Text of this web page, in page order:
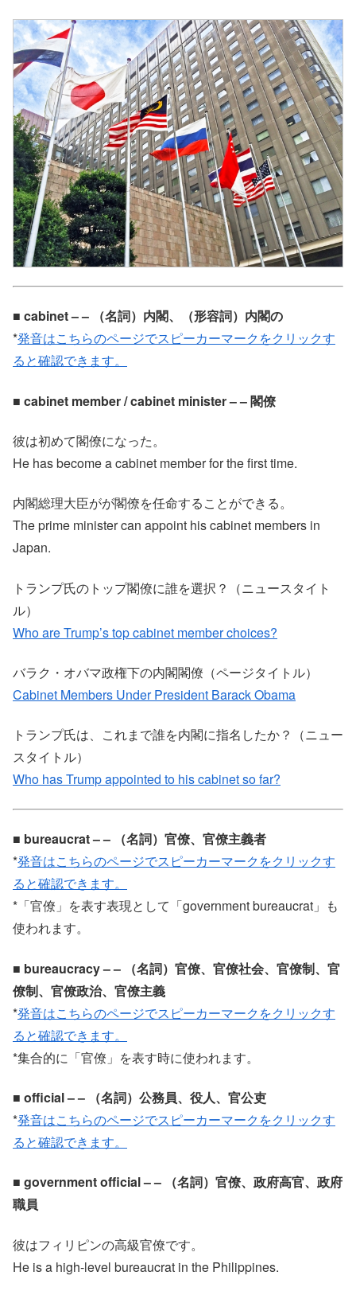
■ cabinet – – （名詞）内閣、（形容詞）内閣の
*発音はこちらのページでスピーカーマークをクリックす
ると確認できます。
■ cabinet member / cabinet minister – – 閣僚
彼は初めて閣僚になった。
He has become a cabinet member for the first time.
内閣総理大臣がが閣僚を任命することができる。
The prime minister can appoint his cabinet members in
Japan.
トランプ氏のトップ閣僚に誰を選択？（ニュースタイト
ル）
Who are Trump’s top cabinet member choices?
バラク・オバマ政権下の内閣閣僚（ページタイトル）
Cabinet Members Under President Barack Obama
トランプ氏は、これまで誰を内閣に指名したか？（ニュー
スタイトル）
Who has Trump appointed to his cabinet so far?
■ bureaucrat – – （名詞）官僚、官僚主義者
*発音はこちらのページでスピーカーマークをクリックす
ると確認できます。
*「官僚」を表す表現として「government bureaucrat」も
使われます。
■ bureaucracy – – （名詞）官僚、官僚社会、官僚制、官
僚制、官僚政治、官僚主義
*発音はこちらのページでスピーカーマークをクリックす
ると確認できます。
*集合的に「官僚」を表す時に使われます。
■ official – – （名詞）公務員、役人、官公吏
*発音はこちらのページでスピーカーマークをクリックす
ると確認できます。
■ government official – – （名詞）官僚、政府高官、政府
職員
彼はフィリピンの高級官僚です。
He is a high-level bureaucrat in the Philippines.